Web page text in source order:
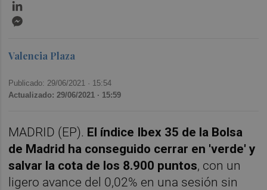
Valencia Plaza
Publicado: 29/06/2021 · 15:54
Actualizado: 29/06/2021 · 15:59
MADRID (EP). El índice Ibex 35 de la Bolsa
de Madrid ha conseguido cerrar en 'verde' y
salvar la cota de los 8.900 puntos, con un
ligero avance del 0,02% en una sesión sin